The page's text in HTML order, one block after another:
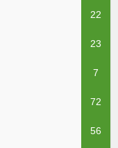
22
23
7
72
56